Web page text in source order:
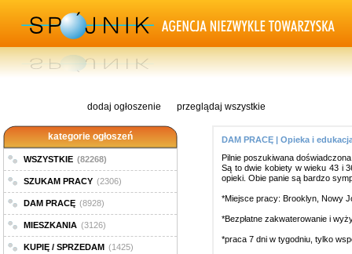
dodaj ogłoszenie przeglądaj wszystkie
kategorie ogłoszeń
WSZYSTKIE (82268)
SZUKAM PRACY (2306)
DAM PRACĘ (8928)
MIESZKANIA (3126)
KUPIĘ / SPRZEDAM (1425)
DAM PRACĘ | Opieka i
Pilnie poszukiwana
Są to dwie kobiety w wieku 43 i
opieki. Obie panie są bardzo
*Miejsce pracy: Brooklyn, Nowy
*Bezpłatne zakwaterowanie i
*praca 7 dni w tygodniu, tylko